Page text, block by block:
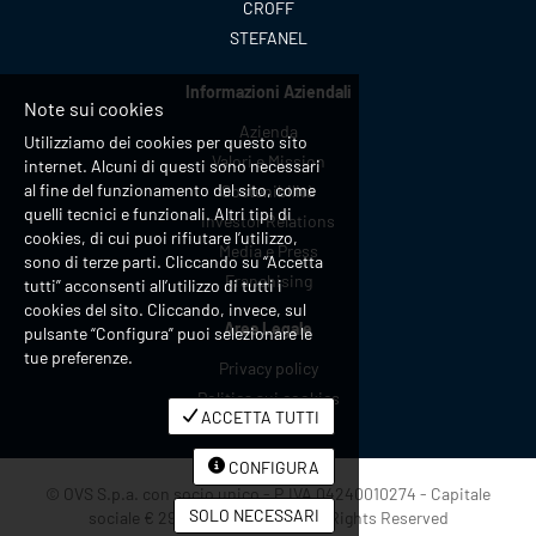
CROFF
STEFANEL
Informazioni Aziendali
Azienda
Valori e Mission
Sostenibilità
Investor Relations
Media e Press
Franchising
Area Legale
Privacy policy
Politica sui cookies
© OVS S.p.a. con socio unico - P.IVA 04240010274 - Capitale
sociale € 290.923.470,00 i.v - All Rights Reserved
Note sui cookies
Utilizziamo dei cookies per questo sito
internet. Alcuni di questi sono necessari
al fine del funzionamento del sito, come
quelli tecnici e funzionali. Altri tipi di
cookies, di cui puoi rifiutare l’utilizzo,
sono di terze parti. Cliccando su “Accetta
tutti” acconsenti all’utilizzo di tutti i
cookies del sito. Cliccando, invece, sul
pulsante “Configura” puoi selezionare le
tue preferenze.
ACCETTA TUTTI
CONFIGURA
SOLO NECESSARI